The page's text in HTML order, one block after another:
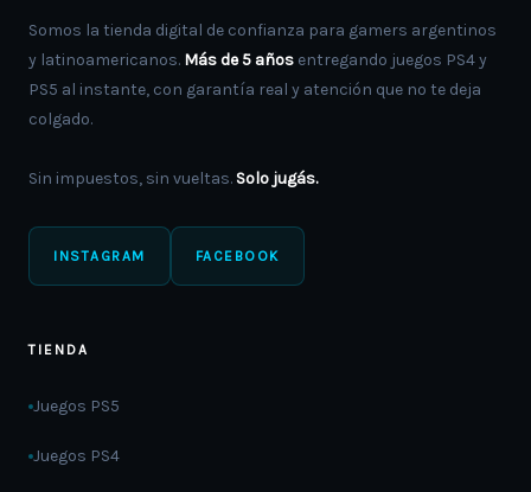
Somos la tienda digital de confianza para gamers argentinos
y latinoamericanos. Más de 5 años entregando juegos PS4 y
PS5 al instante, con garantía real y atención que no te deja
colgado.
Sin impuestos, sin vueltas. Solo jugás.
INSTAGRAM FACEBOOK
TIENDA
Juegos PS5
Juegos PS4